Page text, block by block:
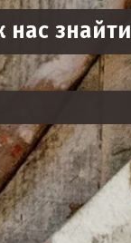
нас знайти